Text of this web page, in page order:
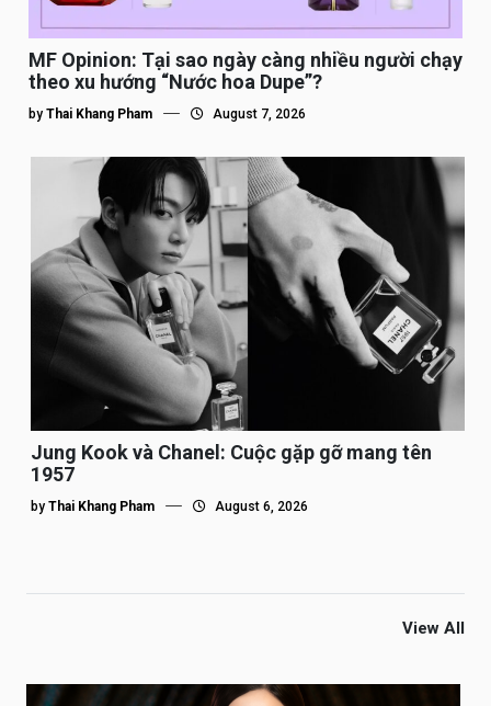
MF Opinion: Tại sao ngày càng nhiều người chạy
theo xu hướng “Nước hoa Dupe”?
by Thai Khang Pham August 7, 2026
Jung Kook và Chanel: Cuộc gặp gỡ mang tên
1957
by Thai Khang Pham August 6, 2026
View All